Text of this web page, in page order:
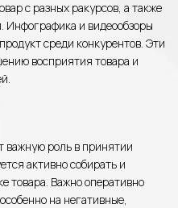
с разных ракурсов, а также
Инфографика и видеообзоры
среди конкурентов. Эти
восприятия товара и
важную роль в принятии
активно собирать и
товара. Важно оперативно
на негативные,